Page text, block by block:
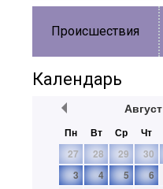
Происшествия
Календарь
Август
Пн Вт Ср Чт
27
28 29 30
3
4 5 6